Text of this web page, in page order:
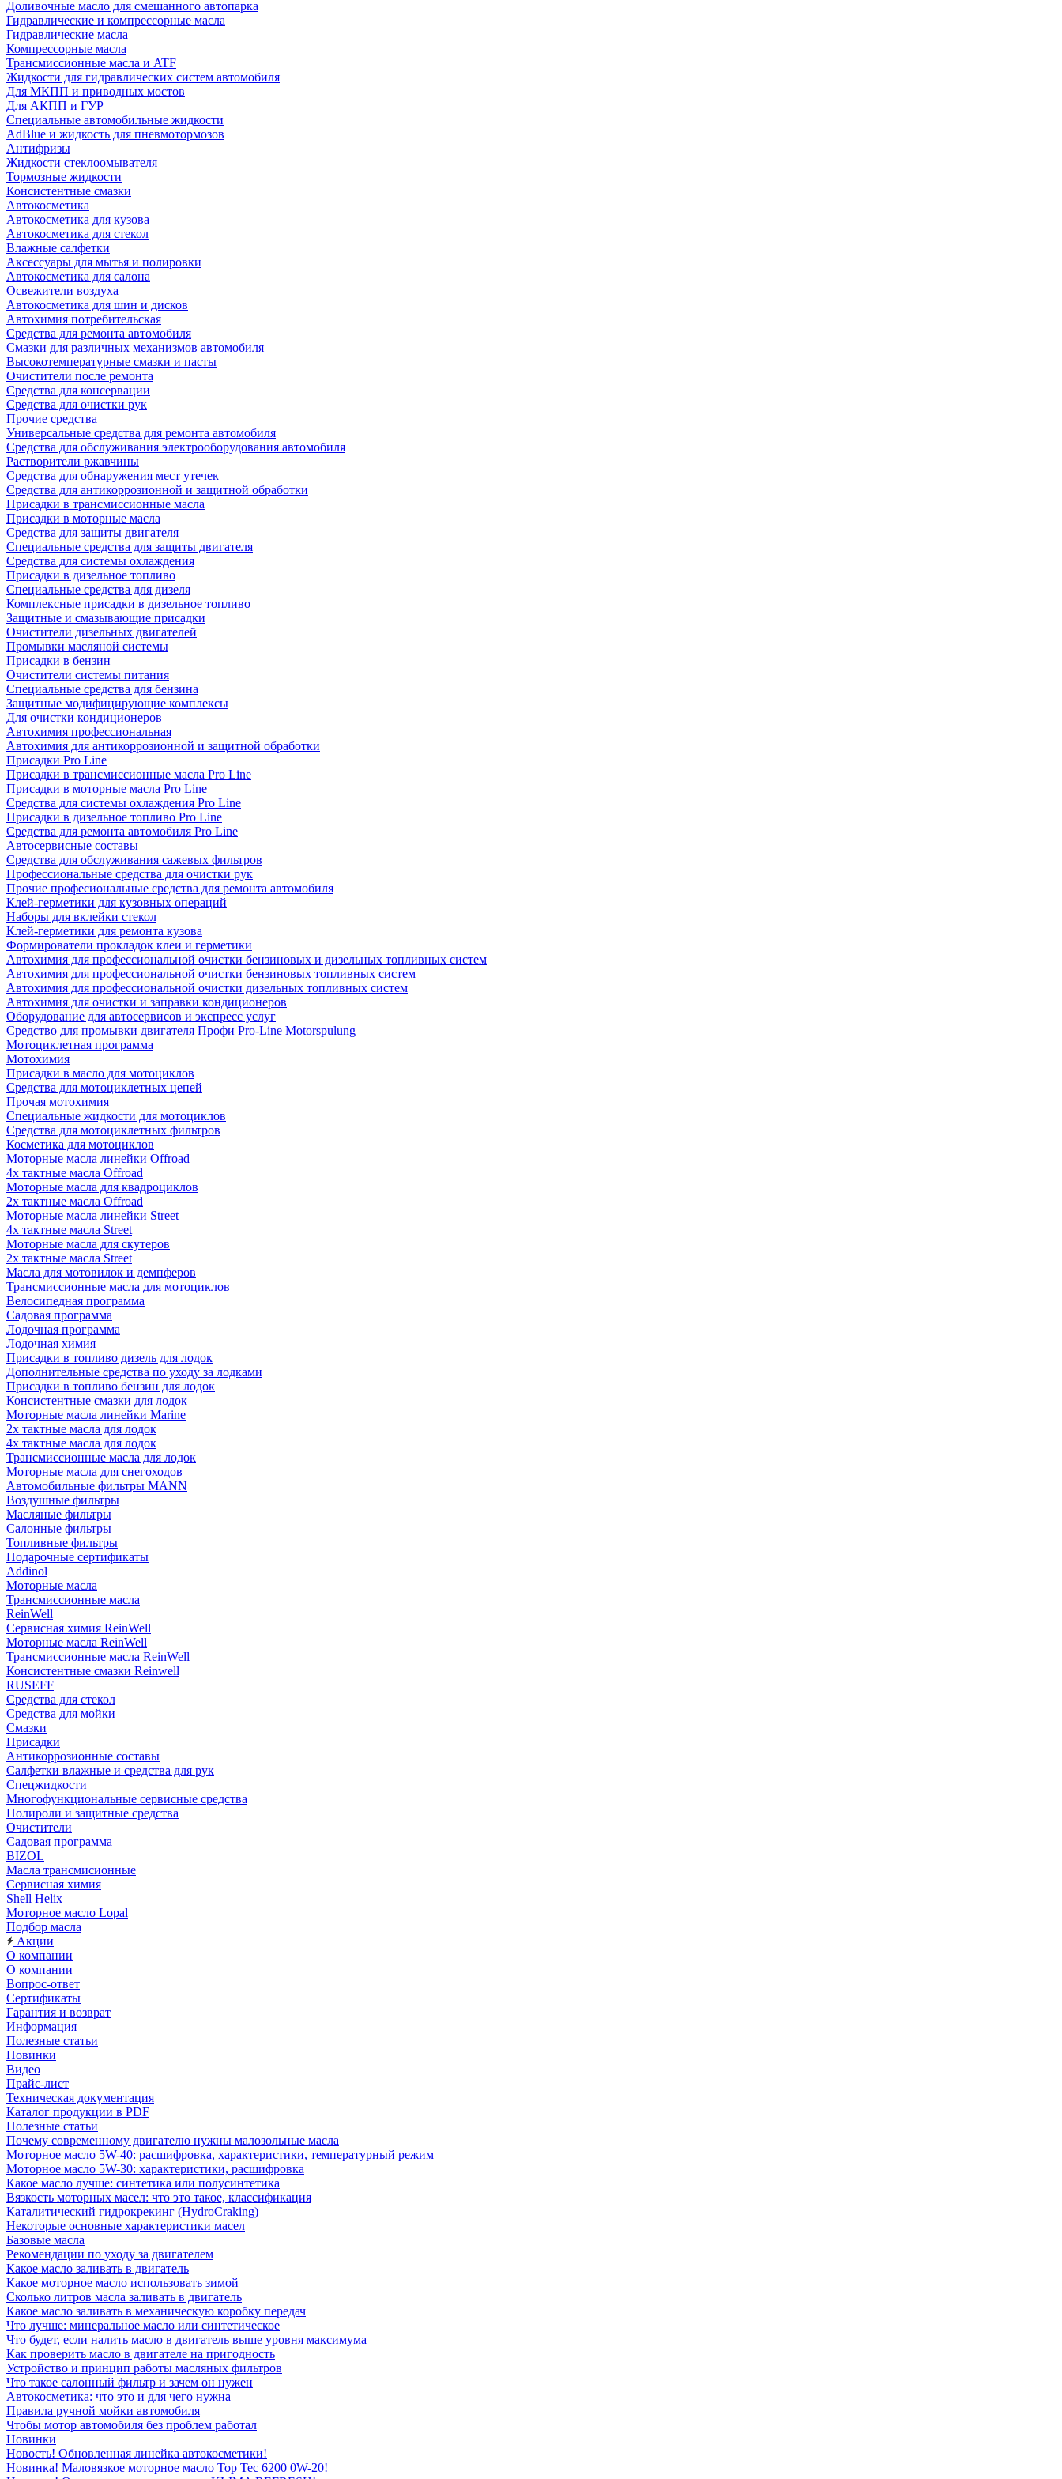
Доливочные масло для смешанного автопарка
Гидравлические и компрессорные масла
Гидравлические масла
Компрессорные масла
Трансмиссионные масла и ATF
Жидкости для гидравлических систем автомобиля
Для МКПП и приводных мостов
Для АКПП и ГУР
Специальные автомобильные жидкости
AdBlue и жидкость для пневмотормозов
Антифризы
Жидкости стеклоомывателя
Тормозные жидкости
Консистентные смазки
Автокосметика
Автокосметика для кузова
Автокосметика для стекол
Влажные салфетки
Аксессуары для мытья и полировки
Автокосметика для салона
Освежители воздуха
Автокосметика для шин и дисков
Автохимия потребительская
Средства для ремонта автомобиля
Смазки для различных механизмов автомобиля
Высокотемпературные смазки и пасты
Очистители после ремонта
Средства для консервации
Средства для очистки рук
Прочие средства
Универсальные средства для ремонта автомобиля
Средства для обслуживания электрооборудования автомобиля
Растворители ржавчины
Средства для обнаружения мест утечек
Средства для антикоррозионной и защитной обработки
Присадки в трансмиссионные масла
Присадки в моторные масла
Средства для защиты двигателя
Специальныe средства для защиты двигателя
Средства для системы охлаждения
Присадки в дизельное топливо
Спeциальные средства для дизеля
Комплексные присадки в дизельное топливо
Защитные и смазывающие присадки
Очистители дизельных двигателей
Промывки масляной системы
Присадки в бензин
Очистители системы питания
Специальные срeдства для бензина
Защитные модифицирующие комплексы
Для очистки кондиционеров
Автохимия профессиональная
Автохимия для антикоррозионной и защитной обработки
Присадки Pro Line
Присадки в трансмиссионные масла Pro Line
Присадки в моторные масла Pro Line
Средства для системы охлаждения Pro Line
Присадки в дизельное топливо Pro Line
Средства для ремонта автомобиля Pro Line
Автосервисные составы
Средства для обслуживания сажевых фильтров
Профессиональные средства для очистки рук
Прочие професиональные средства для ремонта автомобиля
Клей-герметики для кузовных операций
Наборы для вклейки стекол
Клей-герметики для ремонта кузова
Формирователи прокладок клеи и герметики
Автохимия для профессиональной очистки бензиновых и дизельных топливных систем
Автохимия для профессиональной очистки бензиновых топливных систем
Автохимия для профессиональной очистки дизельных топливных систем
Автохимия для очистки и заправки кондиционеров
Оборудование для автосервисов и экспресс услуг
Средство для промывки двигателя Профи Pro-Line Motorspulung
Мотоциклетная программа
Мотохимия
Присадки в масло для мотоциклов
Средства для мотоциклетных цепей
Прочая мотохимия
Специальные жидкости для мотоциклов
Средства для мотоциклетных фильтров
Косметика для мотоциклов
Моторные масла линейки Offroad
4х тактные масла Offroad
Моторные масла для квадроциклов
2х тактные масла Offroad
Моторные масла линейки Street
4х тактные масла Street
Моторные масла для скутеров
2х тактные масла Street
Масла для мотовилок и демпферов
Трансмиссионные масла для мотоциклов
Велосипедная программа
Садовая программа
Лодочная программа
Лодочная химия
Присадки в топливо дизель для лодок
Дополнительные средства по уходу за лодками
Присадки в топливо бензин для лодок
Консистентные смазки для лодок
Моторные масла линейки Marine
2х тактные масла для лодок
4х тактные масла для лодок
Трансмиссионные масла для лодок
Моторные масла для снегоходов
Автомобильные фильтры MANN
Воздушные фильтры
Масляные фильтры
Салонные фильтры
Топливные фильтры
Подарочные сертификаты
Addinol
Моторные масла
Трансмиссионные масла
ReinWell
Сервисная химия ReinWell
Моторные масла ReinWell
Трансмиссионные масла ReinWell
Консистентные смазки Reinwell
RUSEFF
Средства для стекол
Средства для мойки
Смазки
Присадки
Антикоррозионные составы
Салфетки влажные и средства для рук
Спецжидкости
Многофункциональные сервисные средства
Полироли и защитные средства
Очистители
Садовая программа
BIZOL
Масла трансмисионные
Сервисная химия
Shell Helix
Моторное масло Lopal
Подбор масла
Акции
О компании
О компании
Вопрос-ответ
Сертификаты
Гарантия и возврат
Информация
Полезные статьи
Новинки
Видео
Прайс-лист
Техническая документация
Каталог продукции в PDF
Полезные статьи
Почему современному двигателю нужны малозольные масла
Моторное масло 5W-40: расшифровка, характеристики, температурный режим
Моторное масло 5W-30: характеристики, расшифровка
Какое масло лучше: синтетика или полусинтетика
Вязкость моторных масел: что это такое, классификация
Каталитический гидрокрекинг (НydroСraking)
Некоторые основные характеристики масел
Базовые масла
Рекомендации по уходу за двигателем
Какое масло заливать в двигатель
Какое моторное масло использовать зимой
Сколько литров масла заливать в двигатель
Какое масло заливать в механическую коробку передач
Что лучше: минеральное масло или синтетическое
Что будет, если налить масло в двигатель выше уровня максимума
Как проверить масло в двигателе на пригодность
Устройство и принцип работы масляных фильтров
Что такое салонный фильтр и зачем он нужен
Автокосметика: что это и для чего нужна
Правила ручной мойки автомобиля
Чтобы мотор автомобиля без проблем работал
Новинки
Новость! Обновленная линейка автокосметики!
Новинка! Маловязкое моторное масло Top Tec 6200 0W-20!